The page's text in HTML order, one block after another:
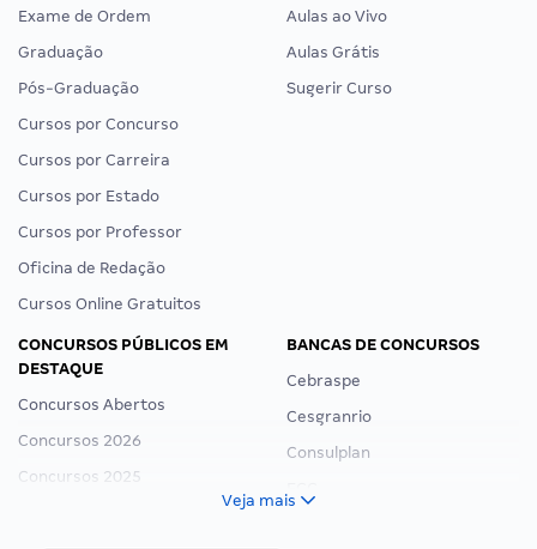
Exame de Ordem
Graduação
Pós-Graduação
Cursos por Concurso
Cursos por Carreira
Cursos por Estado
Cursos por Professor
Oficina de Redação
Cursos Online Gratuitos
Aulas ao Vivo
Aulas Grátis
Sugerir Curso
CONCURSOS PÚBLICOS EM
DESTAQUE
Concursos Abertos
Concursos 2026
Concursos 2025
BANCAS DE CONCURSOS
Cebraspe
Cesgranrio
Consulplan
Veja mais